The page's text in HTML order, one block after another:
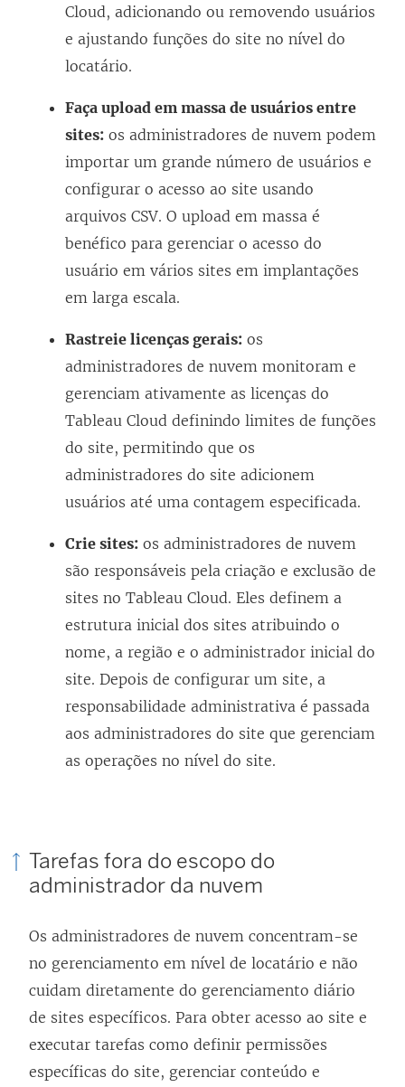
Cloud, adicionando ou removendo usuários
e ajustando funções do site no nível do
locatário.
Faça upload em massa de usuários entre
sites: os administradores de nuvem podem
importar um grande número de usuários e
configurar o acesso ao site usando
arquivos CSV. O upload em massa é
benéfico para gerenciar o acesso do
usuário em vários sites em implantações
em larga escala.
Rastreie licenças gerais: os
administradores de nuvem monitoram e
gerenciam ativamente as licenças do
Tableau Cloud definindo limites de funções
do site, permitindo que os
administradores do site adicionem
usuários até uma contagem especificada.
Crie sites: os administradores de nuvem
são responsáveis pela criação e exclusão de
sites no Tableau Cloud. Eles definem a
estrutura inicial dos sites atribuindo o
nome, a região e o administrador inicial do
site. Depois de configurar um site, a
responsabilidade administrativa é passada
aos administradores do site que gerenciam
as operações no nível do site.
Tarefas fora do escopo do
administrador da nuvem
Os administradores de nuvem concentram-se
no gerenciamento em nível de locatário e não
cuidam diretamente do gerenciamento diário
de sites específicos. Para obter acesso ao site e
executar tarefas como definir permissões
específicas do site, gerenciar conteúdo e